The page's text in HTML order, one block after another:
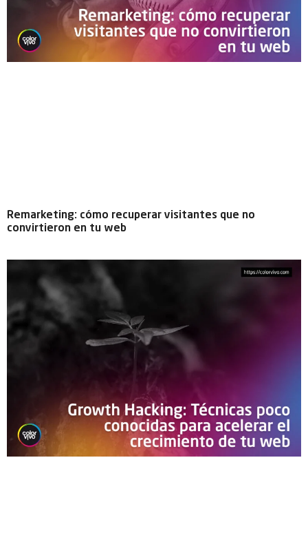
Remarketing: cómo recuperar visitantes que no
convirtieron en tu web